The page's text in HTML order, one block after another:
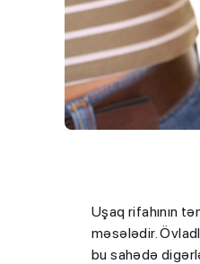
Uşaq rifahının
məsələdir.
bu sahədə